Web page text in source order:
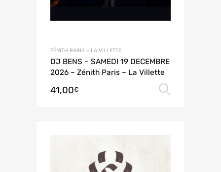
ZÉNITH PARIS – LA VILLETTE
DJ BENS – SAMEDI 19 DECEMBRE
2026 – Zénith Paris – La Villette
41,00€